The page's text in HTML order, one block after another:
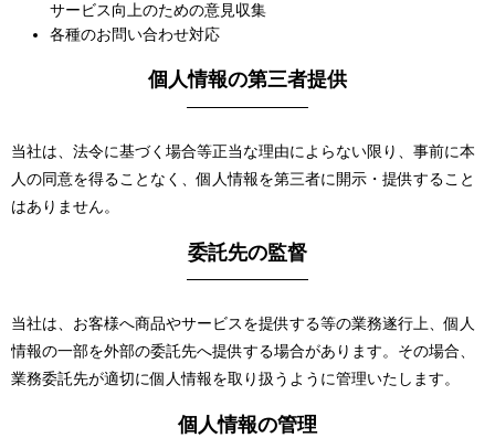
サービス向上のための意見収集
各種のお問い合わせ対応
個人情報の第三者提供
当社は、法令に基づく場合等正当な理由によらない限り、事前に本
人の同意を得ることなく、個人情報を第三者に開示・提供すること
はありません。
委託先の監督
当社は、お客様へ商品やサービスを提供する等の業務遂行上、個人
情報の一部を外部の委託先へ提供する場合があります。その場合、
業務委託先が適切に個人情報を取り扱うように管理いたします。
個人情報の管理